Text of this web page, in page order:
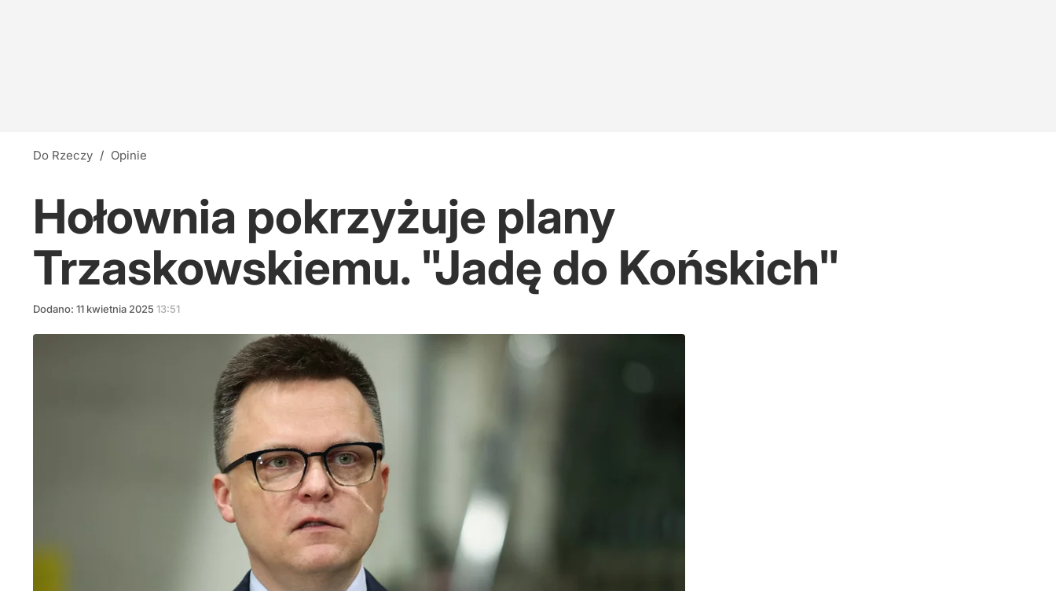
Do Rzeczy / Opinie
Hołownia pokrzyżuje plany
Trzaskowskiemu. "Jadę do Końskich"
Dodano: 11 kwietnia 2025 13:51